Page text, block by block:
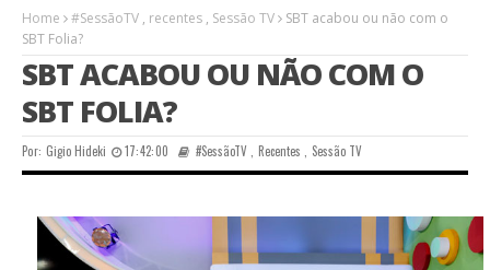
Home #SessãoTV , recentes , Sessão TV
SBT acabou ou não com o
SBT Folia?
SBT ACABOU OU NÃO COM O
SBT FOLIA?
Por: Gigio Hideki 17:42:00 #SessãoTV ,Recentes Sessão TV